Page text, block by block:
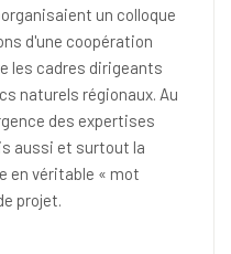
un colloque
d'une coopération
les cadres dirigeants
naturels régionaux. Au
des expertises
aussi et surtout la
en véritable « mot
projet.